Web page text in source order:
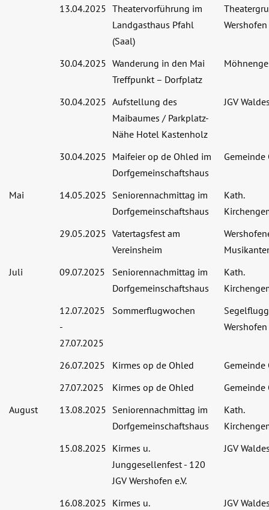
13.04.2025 Theatervorführung im
Landgasthaus Pfahl
(Saal)
Wershofen
30.04.2025 Wanderung in den Mai
Treffpunkt – Dorfplatz
30.04.2025 Aufstellung des
Maibaumes / Parkplatz-
Nähe Hotel Kastenholz
JGV
30.04.2025 Maifeier op de Ohled im
Dorfgemeinschaftshaus
Mai 14.05.2025 Seniorennachmittag im
Dorfgemeinschaftshaus
Kath.
29.05.2025 Vatertagsfest am
Vereinsheim
Juli
09.07.2025
Seniorennachmittag im
Dorfgemeinschaftshaus
Kath.
12.07.2025
-
27.07.2025
Sommerflugwochen
Wershofen
26.07.2025 Kirmes op de Ohled
27.07.2025
Kirmes op de Ohled
August
13.08.2025 Seniorennachmittag im
Dorfgemeinschaftshaus
Kath.
15.08.2025 Kirmes u.
Junggesellenfest - 120
JGV Wershofen e.V.
JGV
16.08.2025 Kirmes u.
JGV